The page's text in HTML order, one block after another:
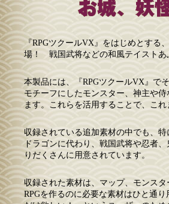
『RPGツクールVX』をはじめとする
場！ 戦国武将などの和風テイストあ
本製品には、『RPGツクールVX』で
モチーフにしたモンスター、神主や
ます。これらを活用することで、こ
収録されている追加素材の中でも、
ドラゴンに代わり、戦国武将や忍者
りだくさんに用意されています。
収録された素材は、マップ、モンス
RPGを作るのに必要な素材はひと通